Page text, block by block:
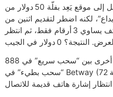
هناك مثال عملي: لاعب دخل إلى موقع يَعِد بفلّة 50 دولار من
لكنه اضطر لتقديم اثنين من
المستندات، وإدخال رقم هاتف يساوي 3 أرقام فقط، ثم انتظر
مقارنة أخرى بين “سحب سريع” في 888casino (30 دقيقة) و
“سحب بطيء” في Betway (72 ساعة) تُظهر أن الشركات تُقاس